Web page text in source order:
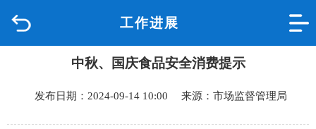
工作进展
新闻中心
中秋、国庆食品安全消费提示
发布日期：2024-09-14 10:00 来源：市场监督管理局